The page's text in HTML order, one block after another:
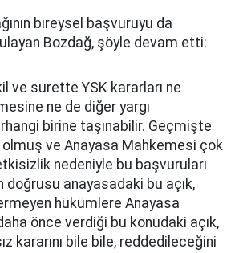
bireysel başvuruyu da
Bozdağ, şöyle devam etti:
ve surette YSK kararları ne
ne de diğer yargı
birine taşınabilir. Geçmişte
olmuş ve Anayasa Mahkemesi çok
nedeniyle bu başvuruları
anayasadaki bu açık,
hükümlere Anayasa
önce verdiği bu konudaki açık,
kararını bile bile, reddedileceğini